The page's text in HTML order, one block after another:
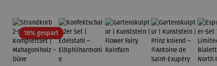
18% gespartRabatt